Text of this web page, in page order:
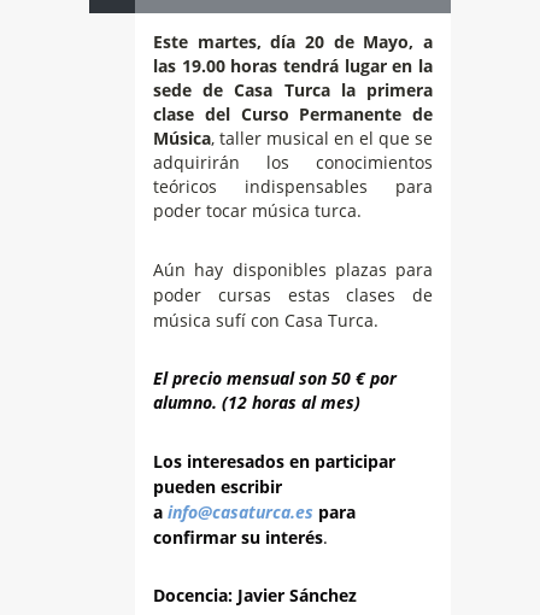
Este martes, día 20 de Mayo, a
las 19.00 horas tendrá lugar en la
sede de Casa Turca la primera
clase del Curso Permanente de
Música, taller musical en el que se
adquirirán los conocimientos
teóricos indispensables para
poder tocar música turca.
Aún hay disponibles plazas para
poder cursas estas clases de
música sufí con Casa Turca.
El precio mensual son 50 € por
alumno. (12 horas al mes)
Los interesados en participar
pueden escribir
a info@casaturca.es para
confirmar su interés.
Docencia: Javier Sánchez